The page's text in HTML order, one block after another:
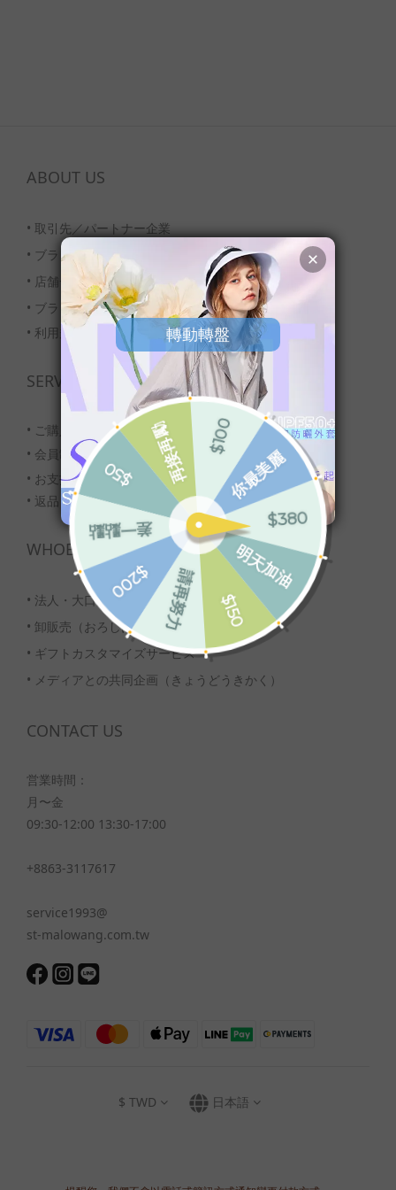
ABOUT US
• 取引先／パートナー企業
• ブランドについて
• 店舗一覧
• ブランド特集
• 利用規約および条件
SERVICE
• ご購入の流れ
• 会員制度のご案内
• お支払い・配送について
• 返品・交換について
WHOESALE
• 法人・大口注文
• 卸販売（おろしはんばい）
• ギフトカスタマイズサービス
• メディアとの共同企画（きょうどうきかく）
CONTACT US
営業時間：
月〜金
09:30-12:00 13:30-17:00
+8863-3117617
service1993@
st-malowang.com.tw
$ TWD 日本語